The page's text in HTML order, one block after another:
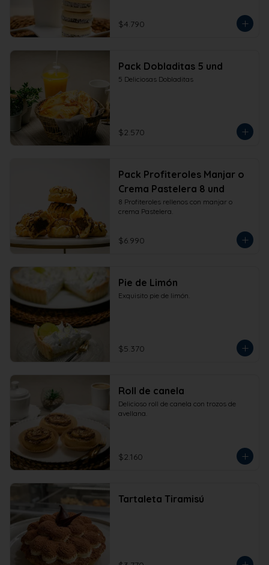
$4.790
Pack Dobladitas 5 und
5 Deliciosas Dobladitas
$2.570
Pack Profiteroles Manjar o
Crema Pastelera 8 und
8 Profiteroles rellenos con manjar o
crema Pastelera.
$6.990
Pie de Limón
Exquisito pie de limón.
$5.370
Roll de canela
Delicioso roll de canela con trozos de
avellana.
$2.160
Tartaleta Tiramisú